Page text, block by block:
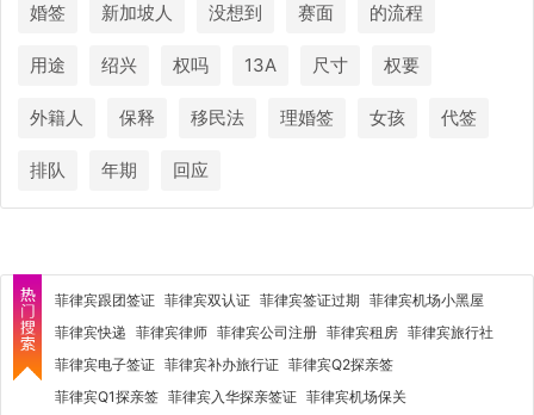
婚签 新加坡人 没想到 赛面 的流程
用途 绍兴 权吗 13A 尺寸 权要
外籍人 保释 移民法 理婚签 女孩 代签
排队 年期 回应
菲律宾跟团签证 菲律宾双认证 菲律宾签证过期 菲律宾机场小黑屋
菲律宾快递 菲律宾律师 菲律宾公司注册 菲律宾租房 菲律宾旅行社
菲律宾电子签证 菲律宾补办旅行证 菲律宾Q2探亲签
菲律宾Q1探亲签 菲律宾入华探亲签证 菲律宾机场保关